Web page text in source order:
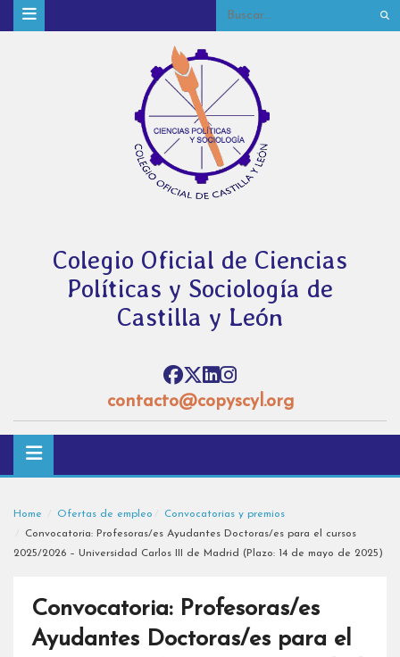
Colegio Oficial de Ciencias
Políticas y Sociología de
Castilla y León
contacto@copyscyl.org
Home Ofertas de empleo
Convocatorias y premios
Convocatoria: Profesoras/es Ayudantes Doctoras/es para el cursos
2025/2026 – Universidad Carlos III de Madrid (Plazo: 14 de mayo de 2025)
Convocatoria: Profesoras/es
Ayudantes Doctoras/es para el